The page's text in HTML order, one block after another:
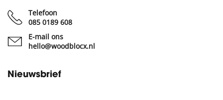
Telefoon
085 0189 608
E-mail ons
hello@woodblocx.nl
Nieuwsbrief